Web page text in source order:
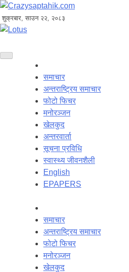
शुक्रबार, साउन २२, २०८३
समाचार
अन्तराष्ट्रिय समाचार
फोटो फिचर
मनोरञ्जन
खेलकुद
अन्तरवार्ता
सूचना प्रविधि
स्वास्थ्य जीवनशैली
English
EPAPERS
समाचार
अन्तराष्ट्रिय समाचार
फोटो फिचर
मनोरञ्जन
खेलकुद